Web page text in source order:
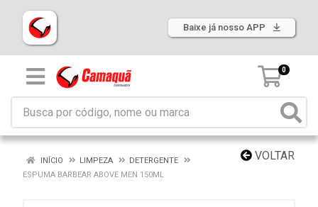
Baixe já nosso APP
0
VOLTAR
INÍCIO LIMPEZA
DETERGENTE
ESPUMA BARBEAR ABOVE MEN 150ML